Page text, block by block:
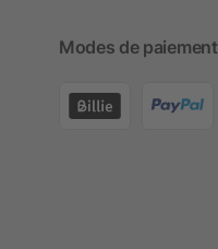
Modes de paiement